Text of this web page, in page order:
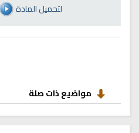
لتحميل المادة
مواضيع ذات صلة